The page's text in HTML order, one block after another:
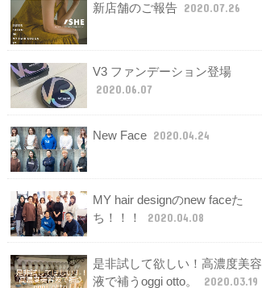
新店舗のご報告 2020.07.26
V3 ファンデーション登場
2020.06.07
New Face 2020.04.24
MY hair designのnew faceた
ち！！！
2020.04.08
是非試して欲しい！高濃度美容
液で補うoggi otto。
2020.03.19